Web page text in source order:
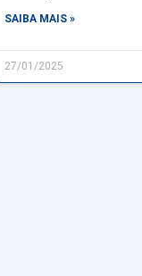
SAIBA MAIS »
27/01/2025